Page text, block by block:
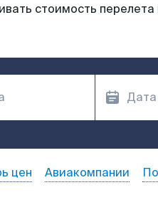
стоимость
цен Авиакомпании